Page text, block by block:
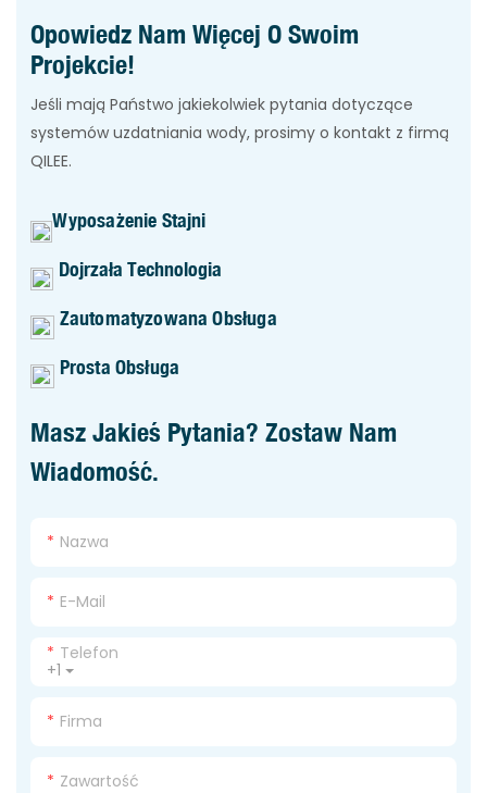
Opowiedz Nam Więcej O Swoim
Projekcie!
Jeśli mają Państwo jakiekolwiek pytania dotyczące
systemów uzdatniania wody, prosimy o kontakt z firmą
QILEE.
Wyposażenie Stajni
Dojrzała Technologia
Zautomatyzowana Obsługa
Prosta Obsługa
Masz Jakieś Pytania? Zostaw Nam
Wiadomość.
Nazwa
E-Mail
+1
Telefon
Firma
Zawartość